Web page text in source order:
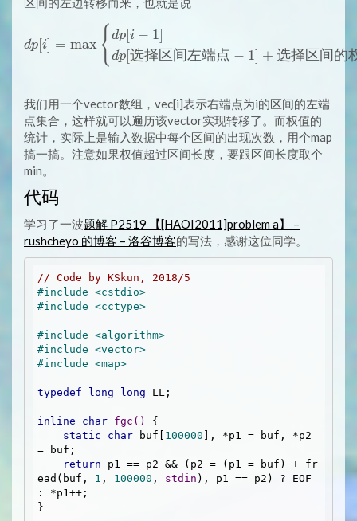
dp[i] = max {dp[i − 1]
dp[选择区间左端点 − 1] + 选择区间的
我们用一个vector数组，vec[i]表示右端点为i的区间的左端
点集合，这样就可以遍历该vector实现转移了。而权值的
统计，实际上是输入数据中每个区间的出现次数，用个map
搞一搞。注意如果权值超过区间长度，要跟区间长度取个
min。
代码
学习了一波题解 P2519 【[HAOI2011]problem a】 –
rushcheyo 的博客 – 洛谷博客的写法，感谢这位同学。
// Code by KSkun, 2018/5
#include <cstdio>
#include <cctype>
#include <algorithm>
#include <vector>
#include <map>
typedef long long LL;
inline char fgc ()
{
static
char buf[ 100000 ], *p1 = buf, *p2
= buf;
return p1 == p2 && (p2 = (p1 = buf) + fr
ead(buf, 1 , 100000 , stdin ), p1 == p2) ? EOF
: *p1++;
}